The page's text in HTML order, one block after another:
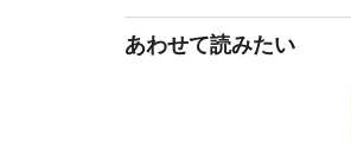
あわせて読みたい